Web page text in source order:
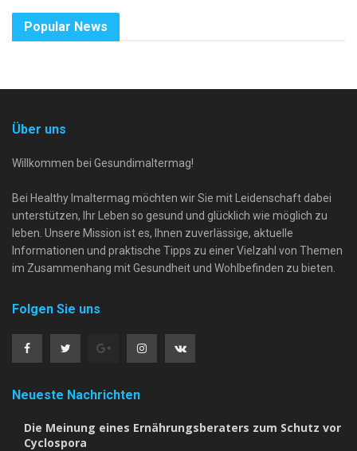
Popular News
Über uns
Willkommen bei Gesundimaltermag!
Bei Healthy Imaltermag möchten wir Sie mit Leidenschaft dabei
unterstützen, Ihr Leben so gesund und glücklich wie möglich zu
leben. Unsere Mission ist es, Ihnen zuverlässige, aktuelle
Informationen und praktische Tipps zu einer Vielzahl von Themen
im Zusammenhang mit Gesundheit und Wohlbefinden zu bieten.
Folgen Sie uns
Neueste Nachrichten
Die Meinung eines Ernährungsberaters zum Schutz vor
Cyclospora